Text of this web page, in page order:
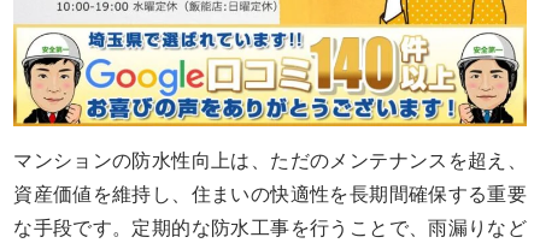
マンションの防水性向上は、ただのメンテナンスを超え、
資産価値を維持し、住まいの快適性を長期間確保する重要
な手段です。定期的な防水工事を行うことで、雨漏りなど